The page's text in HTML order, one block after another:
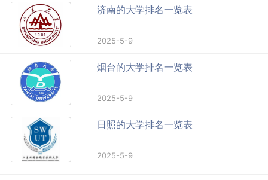
济南的大学排名一览表
2025-5-9
烟台的大学排名一览表
2025-5-9
日照的大学排名一览表
2025-5-9